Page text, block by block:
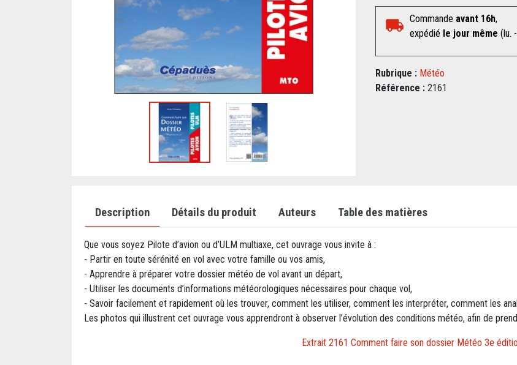
Commande avant 16h,
expédié le jour même (lu.
Rubrique : Météo
Référence :2161
Description Détails du produit Auteurs Table des matières
Que vous soyez Pilote d’avion ou d’ULM multiaxe, cet ouvrage vous invite à :
- Partir en toute sérénité en vol avec votre famille ou vos amis,
- Apprendre à préparer votre dossier météo de vol avant un départ,
- Utiliser les documents d’informations météorologiques nécessaires pour chaque vol,
- Savoir facilement et rapidement où les trouver, comment les utiliser, comment les interpréter, comment les
Les photos qui illustrent cet ouvrage vous apprendront à observer l’évolution des conditions météo, afin de
Extrait 2161 Comment faire son dossier Météo 3e